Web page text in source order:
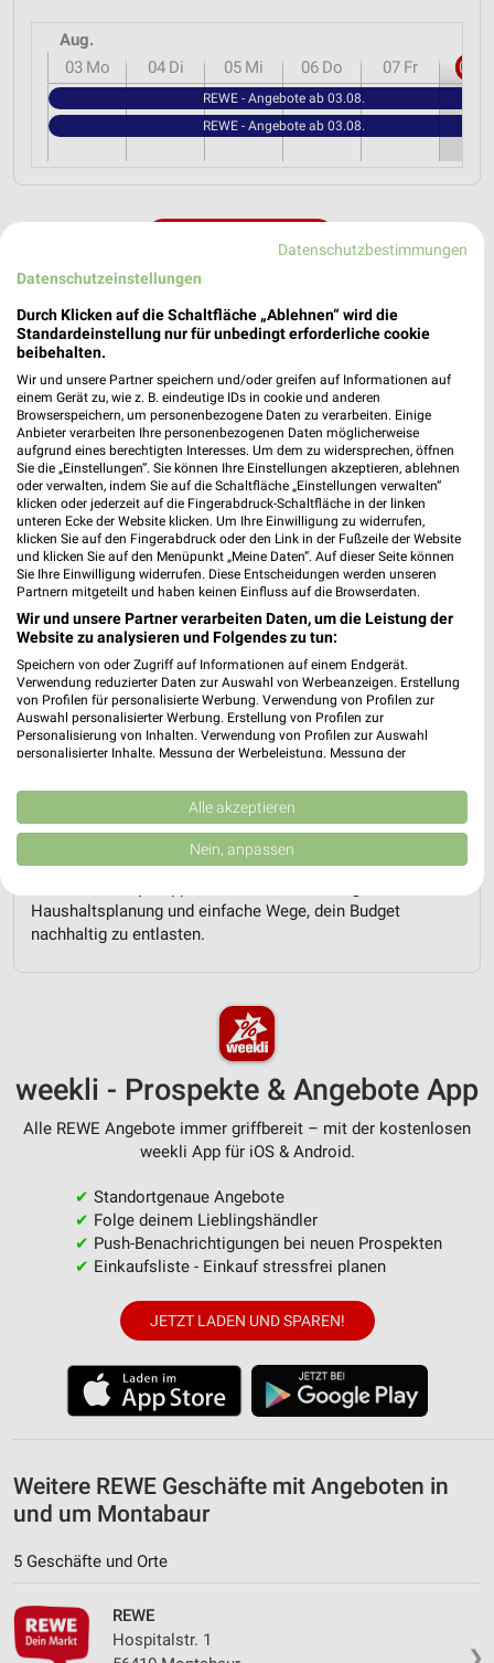
Aug.
03 Mo 04 Di 05 Mi 06 Do 07 Fr 08
REWE - Angebote ab 03.08.
REWE - Angebote ab 03.08.
weekli Magazin
Die perfekte Einwechslung: Dein Fan-Bonus!*
17.07.2026
WM-Party-Rezepte mit REWE!
24.06.2026
12.05.2026
Imweekli Magazinerwarten dich neben Infos zu REWE
Haushaltsplanung und einfache Wege, dein Budget
nachhaltig zu entlasten.
weekli - Prospekte & Angebote App
Alle REWE Angebote immer griffbereit – mit der kostenlosen
weekli App für iOS & Android.
✔ Standortgenaue Angebote
✔ Folge deinem Lieblingshändler
✔ Push-Benachrichtigungen bei neuen Prospekten
✔ Einkaufsliste - Einkauf stressfrei planen
JETZT LADEN UND SPAREN!
Weitere REWE Geschäfte mit Angeboten in
und um Montabaur
5 Geschäfte und Orte
❯
REWE
Hospitalstr. 1
Datenschutzbestimmungen
Datenschutzeinstellungen
Durch Klicken auf die Schaltfläche „Ablehnen“ wird die
Standardeinstellung nur für unbedingt erforderliche cookie
beibehalten.
Wir und unsere Partner speichern und/oder greifen auf Informationen auf
einem Gerät zu, wie z. B. eindeutige IDs in cookie und anderen
Browserspeichern, um personenbezogene Daten zu verarbeiten. Einige
Anbieter verarbeiten Ihre personenbezogenen Daten möglicherweise
aufgrund eines berechtigten Interesses. Um dem zu widersprechen, öffnen
Sie die „Einstellungen“. Sie können Ihre Einstellungen akzeptieren, ablehnen
oder verwalten, indem Sie auf die Schaltfläche „Einstellungen verwalten“
klicken oder jederzeit auf die Fingerabdruck-Schaltfläche in der linken
unteren Ecke der Website klicken. Um Ihre Einwilligung zu widerrufen,
klicken Sie auf den Fingerabdruck oder den Link in der Fußzeile der Website
und klicken Sie auf den Menüpunkt „Meine Daten“. Auf dieser Seite können
Sie Ihre Einwilligung widerrufen. Diese Entscheidungen werden unseren
Partnern mitgeteilt und haben keinen Einfluss auf die Browserdaten.
Wir und unsere Partner verarbeiten Daten, um die Leistung der
Website zu analysieren und Folgendes zu tun:
Speichern von oder Zugriff auf Informationen auf einem Endgerät.
Verwendung reduzierter Daten zur Auswahl von Werbeanzeigen. Erstellung
von Profilen für personalisierte Werbung. Verwendung von Profilen zur
Auswahl personalisierter Werbung. Erstellung von Profilen zur
Personalisierung von Inhalten. Verwendung von Profilen zur Auswahl
personalisierter Inhalte. Messung der Werbeleistung. Messung der
Kombinationen von Daten aus verschiedenen Quellen. Entwicklung und
Verbesserung der Angebote. Verwendung reduzierter Daten zur Auswahl
von Inhalten.
Daten können außerhalb der Europäischen Union weitergegeben und in die
Website/App.
Partnerliste anzeigen (1 IAB-Anbieter)
Speichern von oder Zugriff auf Informationen
Verwendung reduzierter Daten zur Auswahl von
Werbeanzeigen
Erstellung von Profilen für personalisierte
Verwendung von Profilen zur Auswahl
personalisierter Werbung
Erstellung von Profilen zur Personalisierung
Verwendung von Profilen zur Auswahl
Messung der Werbeleistung
Analyse von Zielgruppen durch Statistiken oder
Kombinationen von Daten aus verschiedenen
Verwendung reduzierter Daten zur Auswahl von
Inhalten
Alle akzeptieren
Nein, anpassen